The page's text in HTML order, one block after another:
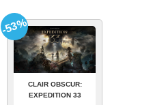
CLAIR OBSCUR:
EXPEDITION 33
-53%